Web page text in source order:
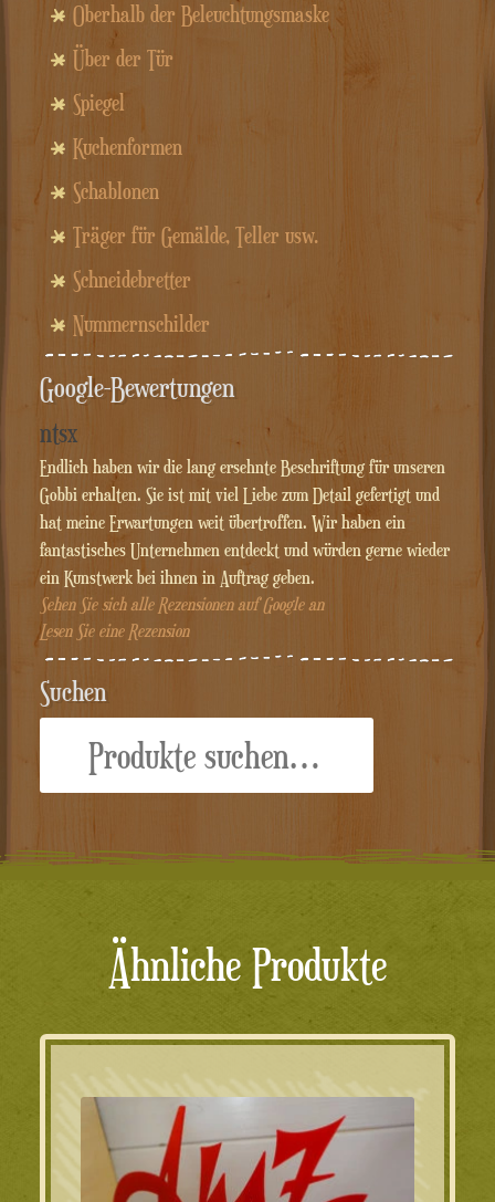
Oberhalb der Beleuchtungsmaske
Über der Tür
Spiegel
Kuchenformen
Schablonen
Träger für Gemälde, Teller usw.
Schneidebretter
Nummernschilder
Google-Bewertungen
ntsx
Endlich haben wir die lang ersehnte Beschriftung für unseren
Gobbi erhalten. Sie ist mit viel Liebe zum Detail gefertigt und
hat meine Erwartungen weit übertroffen. Wir haben ein
fantastisches Unternehmen entdeckt und würden gerne wieder
ein Kunstwerk bei ihnen in Auftrag geben.
Sehen Sie sich alle Rezensionen auf Google an
Lesen Sie eine Rezension
Suchen
Ähnliche Produkte